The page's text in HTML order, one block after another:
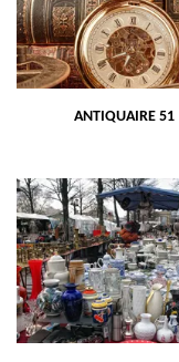
ANTIQUAIRE 51